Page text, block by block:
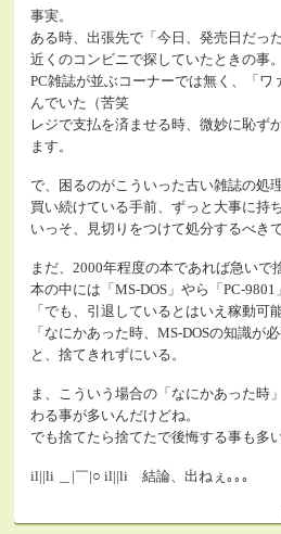
事実。
ある時、出張先で「今日、発売日だっ
近くのコンビニで探していたときの事。
PC雑誌が並ぶコーナーでは無く、「ワ
んでいた（苦笑
レジで支払を済ませる時、微妙に恥ず
ます。
で、困るのがこういった古い雑誌の処理
買い続けている手前、ずっと大事に持
いっそ、見切りをつけて処分するべき
まだ、2000年程度の本であれば急いで
本の中には「MS-DOS」やら「PC-
「でも、引退しているとはいえ稼動可
「なにかあった時、MS-DOSの知識が
と、捨てきれずにいる。
ま、こういう場合の「なにかあった時
わる事が多いんだけどね。
でも捨てたら捨てたで後悔する事も多
il||li ＿|￣|○ il||li 結論、出ねぇ｡｡｡